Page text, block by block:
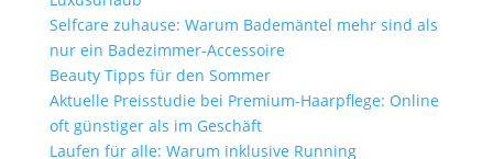
Selfcare zuhause: Warum Bademäntel mehr sind als
nur ein Badezimmer-Accessoire
Beauty Tipps für den Sommer
Aktuelle Preisstudie bei Premium-Haarpflege: Online
oft günstiger als im Geschäft
Laufen für alle: Warum inklusive Running